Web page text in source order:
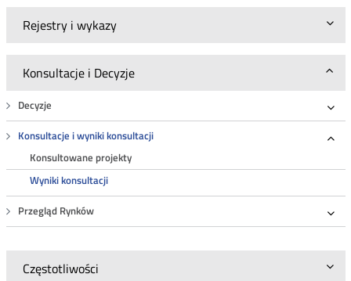
Rejestry i wykazy
Konsultacje i Decyzje
Decyzje
Konsultacje i wyniki konsultacji
Konsultowane projekty
Wyniki konsultacji
Przegląd Rynków
Częstotliwości